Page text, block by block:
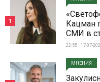
Кацман
СМИ в
22:55 | 17-07-
1
МНЕНИЯ